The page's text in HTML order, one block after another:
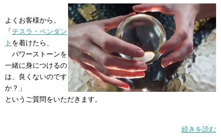
よくお客様から、
「テスラ・ペンダン
ト を着けたら、
パワーストーンを
一緒に身につけるの
は、良くないのです
か？」
というご質問をいただきます。
続きを読む